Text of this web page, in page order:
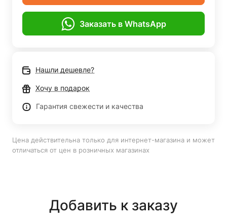
Заказать в WhatsApp
Нашли дешевле?
Хочу в подарок
Гарантия свежести и качества
Цена действительна только для интернет-магазина и может
отличаться от цен в розничных магазинах
Добавить к заказу